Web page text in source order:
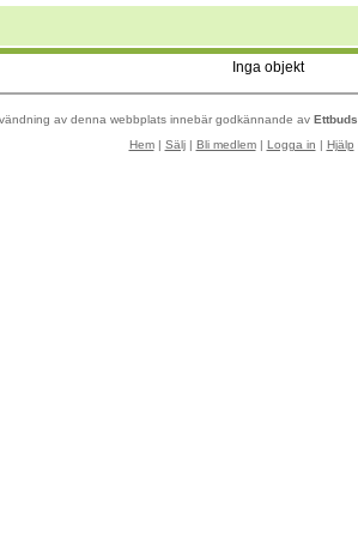
Inga objekt
av denna webbplats innebär godkännande av Ettbuds
Hem| Sälj| Bli medlem| Logga in | Hjälp